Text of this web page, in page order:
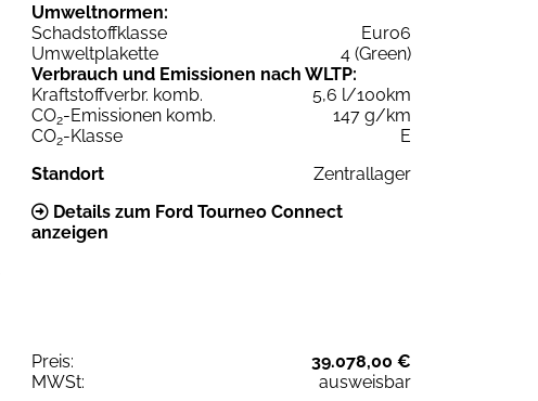
Umweltnormen:
Schadstoffklasse
Euro6
Umweltplakette
4 (Green)
Verbrauch und Emissionen nach WLTP:
Kraftstoffverbr. komb.
5,6 l/100km
CO2-Emissionen komb.
147 g/km
CO2-Klasse
E
Standort
Zentrallager
Details zum Ford Tourneo Connect
anzeigen
Preis:
39.078,00 €
MWSt:
ausweisbar